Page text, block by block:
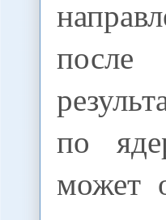
после
по
может